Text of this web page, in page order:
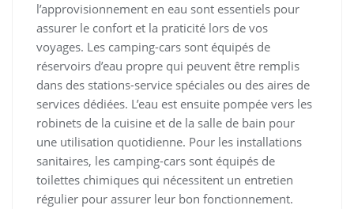
l’approvisionnement en eau sont essentiels pour
assurer le confort et la praticité lors de vos
voyages. Les camping-cars sont équipés de
réservoirs d’eau propre qui peuvent être remplis
dans des stations-service spéciales ou des aires de
services dédiées. L’eau est ensuite pompée vers les
robinets de la cuisine et de la salle de bain pour
une utilisation quotidienne. Pour les installations
sanitaires, les camping-cars sont équipés de
toilettes chimiques qui nécessitent un entretien
régulier pour assurer leur bon fonctionnement.